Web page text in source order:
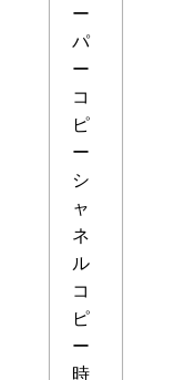
ー
パ
ー
コ
ピ
ー
シ
ャ
ネ
ル
コ
ピ
ー
時